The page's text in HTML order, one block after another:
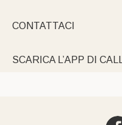
CONTATTACI
SCARICA L’APP DI